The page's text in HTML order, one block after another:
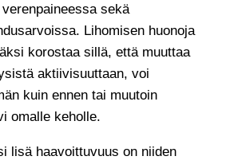
sekä
Lihomisen huonoja
korostaa sillä, että muuttaa
aktiivisuuttaan, voi
kuin ennen tai muutoin
omalle keholle.
lisä haavoittuvuus on niiden